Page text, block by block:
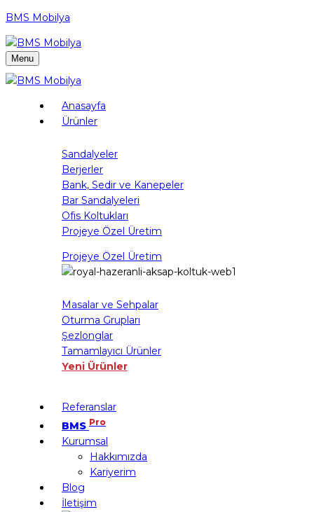
BMS Mobilya
Menu
Anasayfa
Ürünler
Sandalyeler
Berjerler
Bank, Sedir ve Kanepeler
Bar Sandalyeleri
Ofis Koltukları
Projeye Özel Üretim
Projeye Özel Üretim
Masalar ve Sehpalar
Oturma Grupları
Şezlonglar
Tamamlayıcı Ürünler
Yeni Ürünler
Referanslar
BMS Pro
Kurumsal
Hakkımızda
Kariyerim
Blog
İletişim